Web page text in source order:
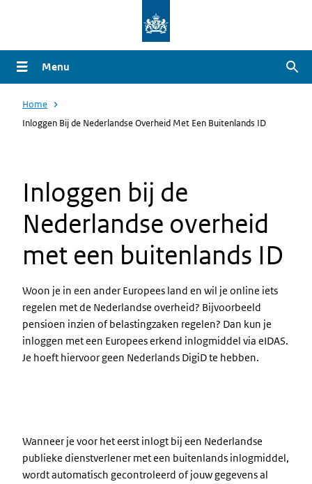
naar
de
gaan
Menu
Home
Inloggen Bij de Nederlandse Overheid Met Een Buitenlands ID
Inloggen bij de
Nederlandse overheid
met een buitenlands ID
Woon je in een ander Europees land en wil je online iets
regelen met de Nederlandse overheid? Bijvoorbeeld
pensioen inzien of belastingzaken regelen? Dan kun je
inloggen met een Europees erkend inlogmiddel via eIDAS.
Je hoeft hiervoor geen Nederlands DigiD te hebben.
Wanneer je voor het eerst inlogt bij een Nederlandse
publieke dienstverlener met een buitenlands inlogmiddel,
wordt automatisch gecontroleerd of jouw gegevens al